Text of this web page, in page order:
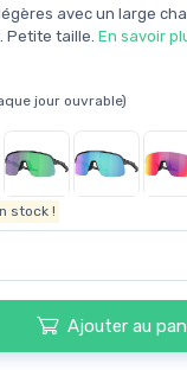
avec un large
Petite taille. En savoir
jour ouvrable)
stock !
Ajouter au